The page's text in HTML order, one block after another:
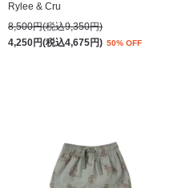
Rylee & Cru
8,500円(税込9,350円)
4,250円(税込4,675円) 50% OFF